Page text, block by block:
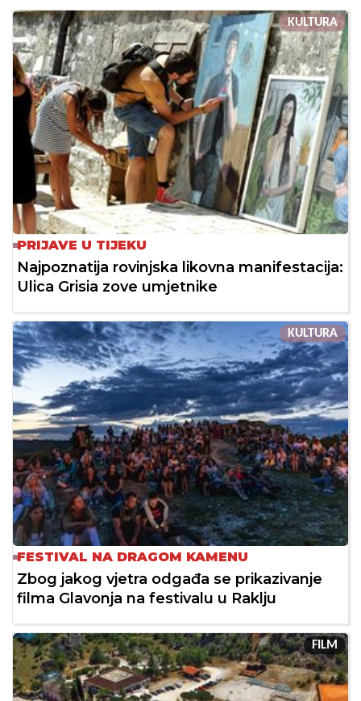
KULTURA
PRIJAVE U TIJEKU
Najpoznatija rovinjska likovna manifestacija:
Ulica Grisia zove umjetnike
KULTURA
FESTIVAL NA DRAGOM KAMENU
Zbog jakog vjetra odgađa se prikazivanje
filma Glavonja na festivalu u Raklju
FILM